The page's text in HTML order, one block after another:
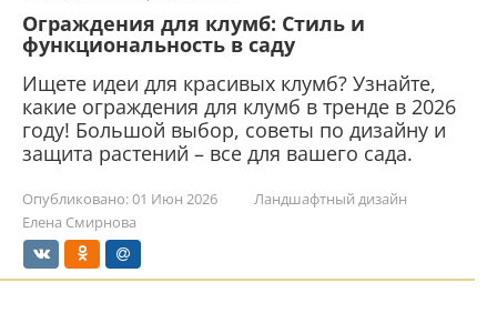
Ограждения для клумб: Стиль и
функциональность в саду
Ищете идеи для красивых клумб? Узнайте,
какие ограждения для клумб в тренде в 2026
году! Большой выбор, советы по дизайну и
защита растений – все для вашего сада.
Опубликовано:01 Июн 2026
Ландшафтный дизайн
Елена Смирнова